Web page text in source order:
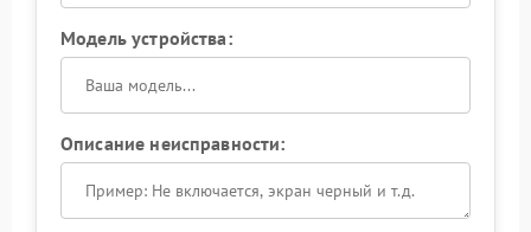
Модель устройства:
Описание неисправности: